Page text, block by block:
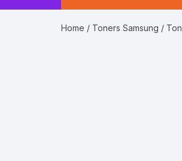
Home / Toners Samsung /